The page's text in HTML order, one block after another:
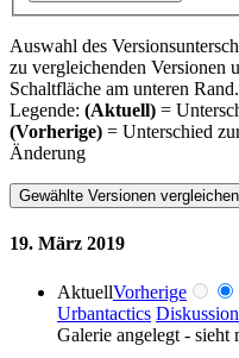
Auswahl des
zu vergleichenden Versionen
Schaltfläche am unteren Rand.
Legende: (Aktuell) =
(Vorherige) = Unterschied
Änderung
19. März 2019
AktuellVorherige
Urbantactics Diskussion
Galerie angelegt - sieht